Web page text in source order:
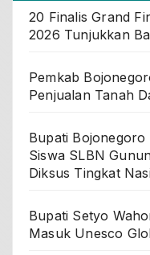
20 Finalis Grand
2026 Tunjukkan
Pemkab
Penjualan Tanah
Bupati
Siswa SLBN
Diksus Tingkat
Bupati Setyo
Masuk Unesco